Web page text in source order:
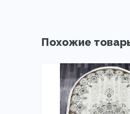
Похожие